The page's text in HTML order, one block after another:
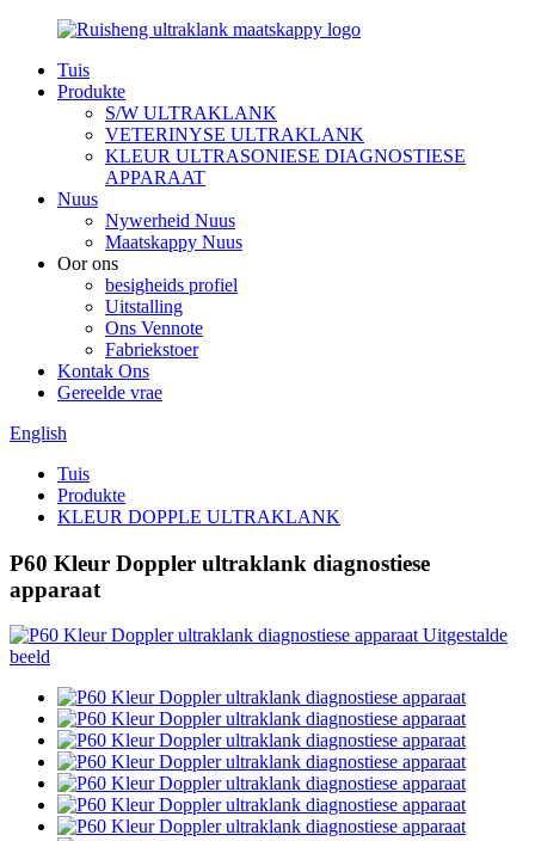
Tuis
Produkte
S/W ULTRAKLANK
VETERINYSE ULTRAKLANK
KLEUR ULTRASONIESE DIAGNOSTIESE
APPARAAT
Nuus
Nywerheid Nuus
Maatskappy Nuus
Oor ons
besigheids profiel
Uitstalling
Ons Vennote
Fabriekstoer
Kontak Ons
Gereelde vrae
English
Tuis
Produkte
KLEUR DOPPLE ULTRAKLANK
P60 Kleur Doppler ultraklank diagnostiese
apparaat